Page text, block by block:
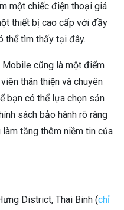
một chiếc điện thoại giá
thiết bị cao cấp với đầy
thể tìm thấy tại đây.
Mobile cũng là một điểm
thân thiện và chuyên
bạn có thể lựa chọn sản
sách bảo hành rõ ràng
tăng thêm niềm tin của
District, Thai Binh (chỉ